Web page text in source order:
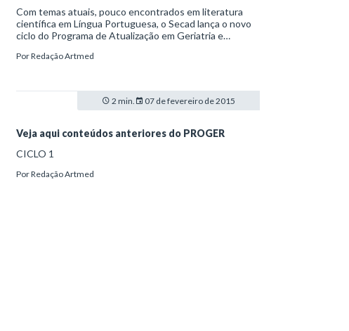
Com temas atuais, pouco encontrados em literatura
científica em Língua Portuguesa, o Secad lança o novo
ciclo do Programa de Atualização em Geriatria e
PROGER é realizado em parceria com a Sociedade
PorRedação Artmed
2 min. 07 de fevereiro de 2015
Veja aqui conteúdos anteriores do PROGER
CICLO 1
PorRedação Artmed